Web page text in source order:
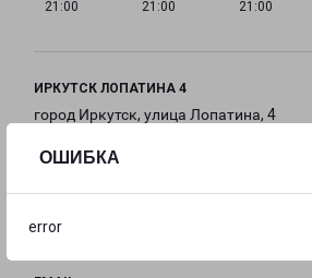
ОШИБКА
error
21:00
21:00
21:00
ИРКУТСК ЛОПАТИНА 4
город Иркутск, улица Лопатина, 4
на карте
+7(3952) 799-227